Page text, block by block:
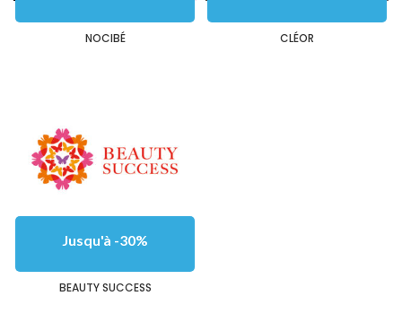
NOCIBÉ CLÉOR
Jusqu'à -30%
BEAUTY SUCCESS